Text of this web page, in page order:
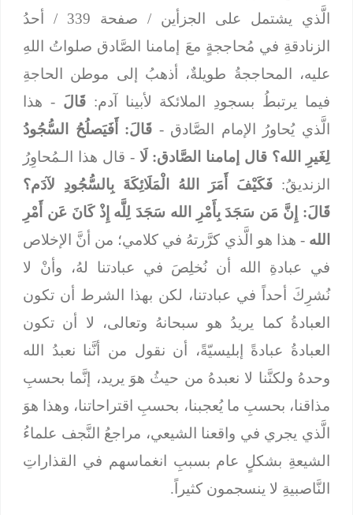
الَّذي يشتمل على الجزأين / صفحة 339 / أحدُ
الزنادقةِ في مُحاججةٍ معَ إمامنا الصَّادق صلواتُ اللهِ
عليه، المحاججةُ طويلةٌ، أذهبُ إلى موطن الحاجةِ
فيما يرتبطُ بسجودِ الملائكة لأبينا آدم: قَالَ- هذا
الَّذي يُحاورُ الإمام الصَّادق - قَالَ: أَفَيَصلُحُ السُّجُودُ
لِغَيرِ الله؟ قال إمامنا الصَّادق: لَا- قال هذا الـمُحاوِرُ
الزنديقُ: فَكَيْفَ أَمَرَ اللهُ الْمَلَائِكَةَ بِالسُّجُودِ لآدَم؟
قَالَ: إِنَّ مَن سَجَدَ بِأَمْرِ الله سَجَدَ لِلَّه إِذْ كَانَ عَن أَمْرِ
الله- هذا هو الَّذي كرَّرتهُ في كلامي؛ من أنَّ الإخلاص
في عبادةِ الله أن نُخلِصَ في عبادتنا لهُ، وأنْ لا
نُشرِكَ أحداً في عبادتنا، لكن بهذا الشرط أن تكون
العبادةُ كما يريدُ هو سبحانهُ وتعالى، لا أن تكون
العبادةُ عبادةً إبليسيّةً، أن نقول من أنَّنا نعبدُ الله
وحدهُ ولكنَّنا لا نعبدهُ من حيثُ هوَ يريد، إنَّما بحسبِ
مذاقنا، بحسبِ ما يُعجبنا، بحسبِ اقتراحاتنا، وهذا هوَ
الَّذي يجري في واقعنا الشيعي، مراجعُ النَّجف علماءُ
الشيعةِ بشكلٍ عام بسببِ انغماسهم في القذاراتِ
النَّاصبيةِ لا ينسجمون كثيراً.